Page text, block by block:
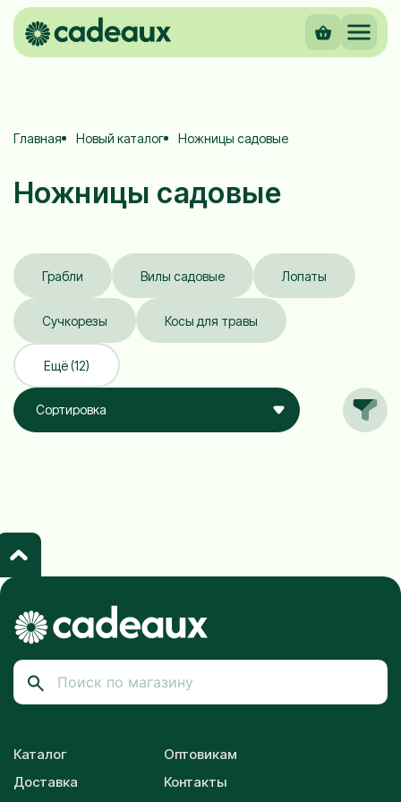
Главная Новый каталог Ножницы садовые
Ножницы садовые
Грабли Вилы садовые Лопаты
Сучкорезы Косы для травы
Ещё (12)
Сортировка
Каталог
Доставка
Оптовикам
Контакты